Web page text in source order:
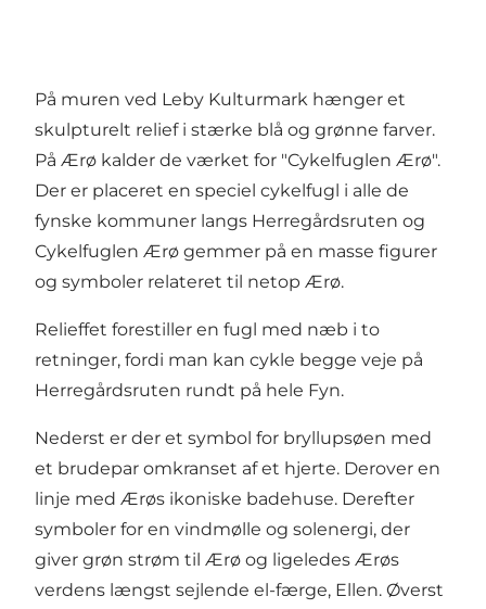
På muren ved Leby Kulturmark hænger et
skulpturelt relief i stærke blå og grønne farver.
På Ærø kalder de værket for "Cykelfuglen Ærø".
Der er placeret en speciel cykelfugl i alle de
fynske kommuner langs Herregårdsruten og
Cykelfuglen Ærø gemmer på en masse figurer
og symboler relateret til netop Ærø.
Relieffet forestiller en fugl med næb i to
retninger, fordi man kan cykle begge veje på
Herregårdsruten rundt på hele Fyn.
Nederst er der et symbol for bryllupsøen med
et brudepar omkranset af et hjerte. Derover en
linje med Ærøs ikoniske badehuse. Derefter
symboler for en vindmølle og solenergi, der
giver grøn strøm til Ærø og ligeledes Ærøs
verdens længst sejlende el-færge, Ellen. Øverst